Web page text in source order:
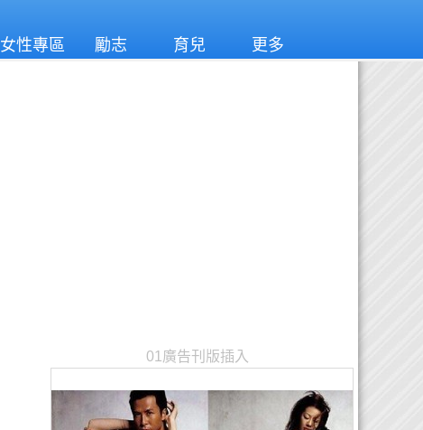
女性專區 勵志 育兒 更多
01廣告刊版插入